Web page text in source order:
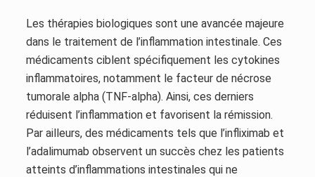
Les thérapies biologiques sont une avancée majeure
dans le traitement de l’inflammation intestinale. Ces
médicaments ciblent spécifiquement les cytokines
inflammatoires, notamment le facteur de nécrose
tumorale alpha (TNF-alpha). Ainsi, ces derniers
réduisent l’inflammation et favorisent la rémission.
Par ailleurs, des médicaments tels que l’infliximab et
l’adalimumab observent un succès chez les patients
atteints d’inflammations intestinales qui ne